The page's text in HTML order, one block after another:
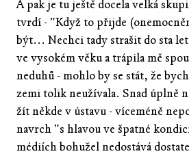
A pak je tu ještě docela velká
tvrdí - "Když to přijde
být... Nechci tady strašit do sta
ve vysokém věku a trápila mě
neduhů - mohlo by se stát, že
zemi tolik neužívala. Snad úplně
žít někde v ústavu - víceméně
navrch "s hlavou ve špatné
médiích bohužel nedostává